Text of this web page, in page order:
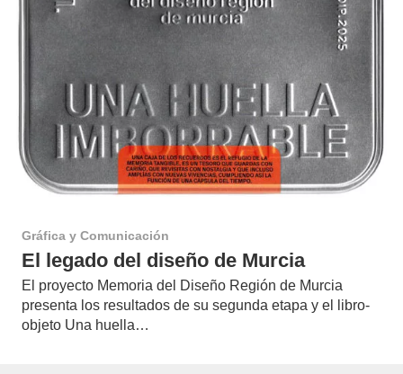
Gráfica y Comunicación
El legado del diseño de Murcia
El proyecto Memoria del Diseño Región de Murcia
presenta los resultados de su segunda etapa y el libro-
objeto Una huella…